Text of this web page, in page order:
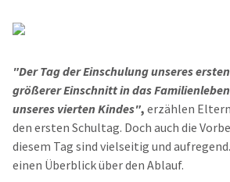
Aktuelles
Termine
"Der Tag der Einschulung unseres
größerer Einschnitt in das
unseres vierten Kindes", erzählen
den ersten Schultag. Doch auch die
diesem Tag sind vielseitig und
einen Überblick über den Ablauf.